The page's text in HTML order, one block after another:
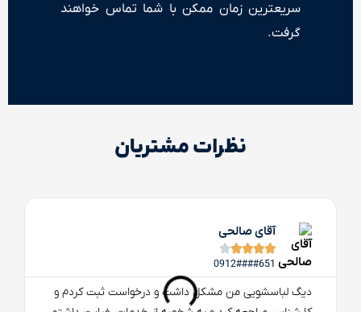
سریعترین زمان ممکن با شما تماس خواهند
گرفت.
نظرات مشتریان
آقای صالحی





0912####651
دیگ لباسشویی من مشکل داشت و درخواست ثبت کردم و